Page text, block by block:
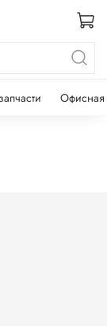
Офисная